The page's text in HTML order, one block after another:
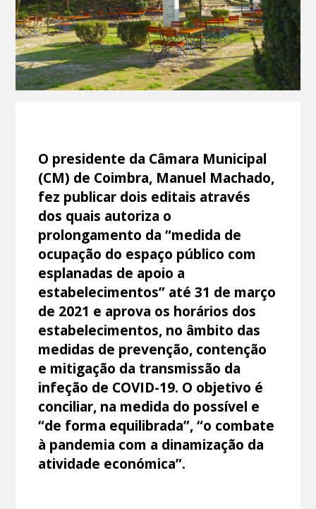
O presidente da Câmara Municipal
(CM) de Coimbra, Manuel Machado,
fez publicar dois editais através
dos quais autoriza o
prolongamento da “medida de
ocupação do espaço público com
esplanadas de apoio a
estabelecimentos” até 31 de março
de 2021 e aprova os horários dos
estabelecimentos, no âmbito das
medidas de prevenção, contenção
e mitigação da transmissão da
infeção de COVID-19. O objetivo é
conciliar, na medida do possível e
“de forma equilibrada”, “o combate
à pandemia com a dinamização da
atividade económica”.